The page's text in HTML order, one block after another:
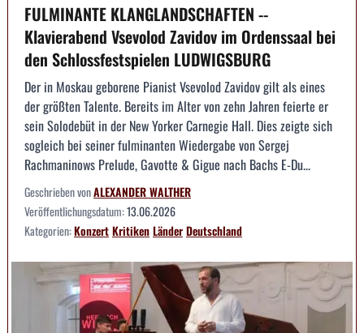
FULMINANTE KLANGLANDSCHAFTEN --
Klavierabend Vsevolod Zavidov im Ordenssaal bei
den Schlossfestspielen LUDWIGSBURG
Der in Moskau geborene Pianist Vsevolod Zavidov gilt als eines
der größten Talente. Bereits im Alter von zehn Jahren feierte er
sein Solodebüt in der New Yorker Carnegie Hall. Dies zeigte sich
sogleich bei seiner fulminanten Wiedergabe von Sergej
Rachmaninows Prelude, Gavotte & Gigue nach Bachs E-Du...
Geschrieben vonALEXANDER WALTHER
Veröffentlichungsdatum:13.06.2026
Kategorien:KonzertKritikenLänderDeutschland